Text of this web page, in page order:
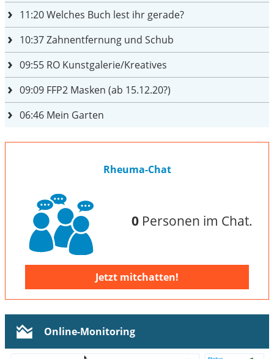
11:20Welches Buch lest ihr gerade?
10:37Zahnentfernung und Schub
09:55 RO Kunstgalerie/Kreatives
09:09 FFP2 Masken (ab 15.12.20?)
06:46 Mein Garten
Rheuma-Chat
0Personen im Chat.
Jetzt mitchatten!
Online-Monitoring